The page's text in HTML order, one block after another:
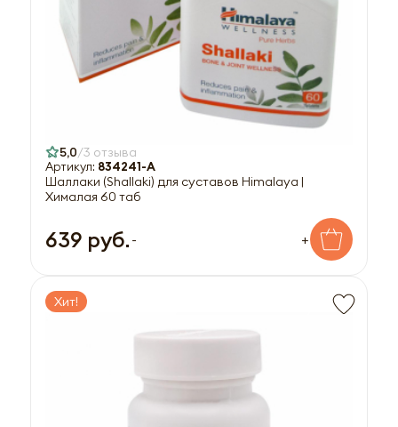
5,0 3 отзыва
Артикул: 834241-A
Шаллаки (Shallaki) для суставов Himalaya |
Хималая 60 таб
639 руб. - +
Хит!